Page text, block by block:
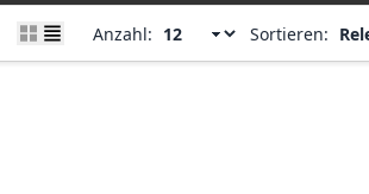
Anzahl: Sortieren: